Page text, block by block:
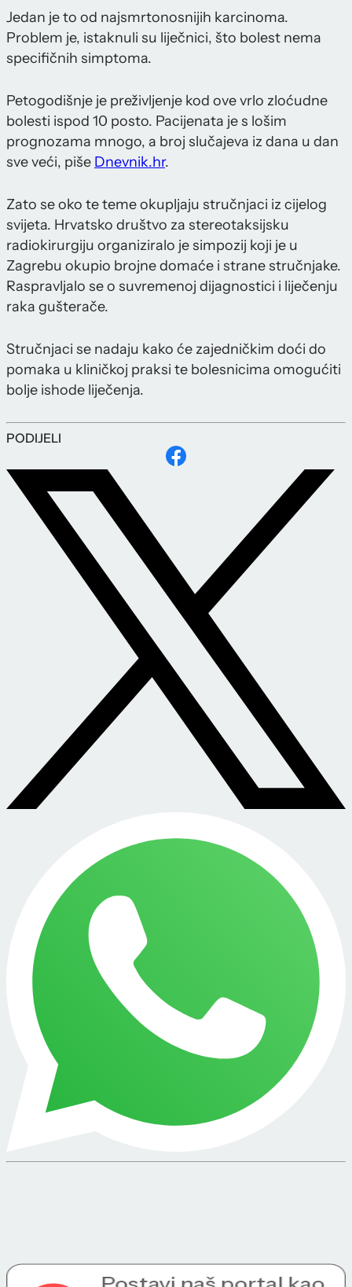
Jedan je to od najsmrtonosnijih karcinoma.
Problem je, istaknuli su liječnici, što bolest nema
specifičnih simptoma.
Petogodišnje je preživljenje kod ove vrlo zloćudne
bolesti ispod 10 posto. Pacijenata je s lošim
prognozama mnogo, a broj slučajeva iz dana u dan
sve veći, piše Dnevnik.hr.
Zato se oko te teme okupljaju stručnjaci iz cijelog
svijeta. Hrvatsko društvo za stereotaksijsku
radiokirurgiju organiziralo je simpozij koji je u
Zagrebu okupio brojne domaće i strane stručnjake.
Raspravljalo se o suvremenoj dijagnostici i liječenju
raka gušterače.
Stručnjaci se nadaju kako će zajedničkim doći do
pomaka u kliničkoj praksi te bolesnicima omogućiti
bolje ishode liječenja.
PODIJELI